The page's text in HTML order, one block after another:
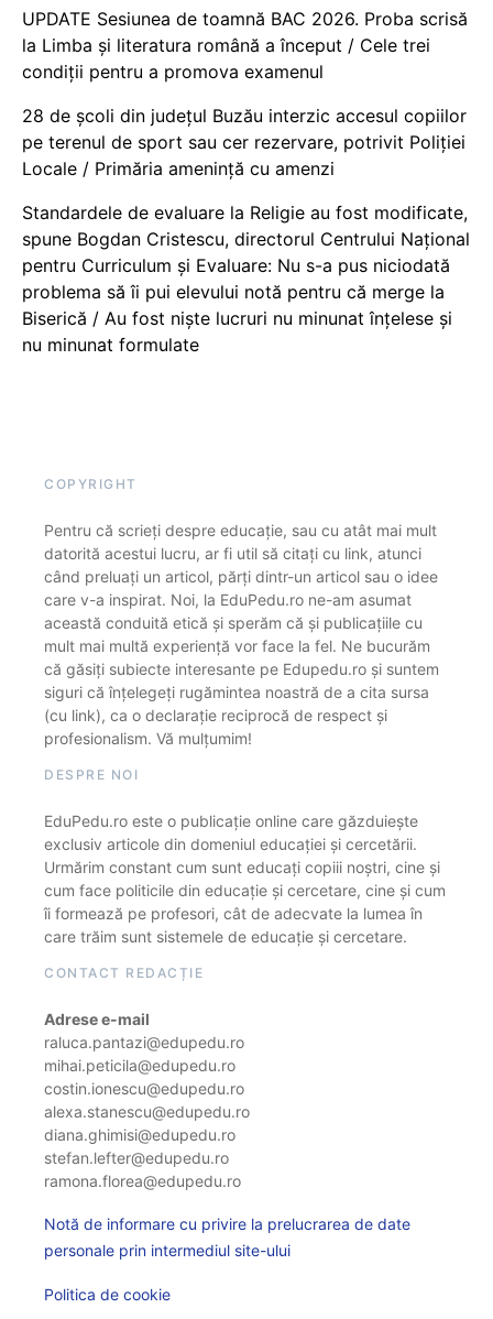
UPDATE Sesiunea de toamnă BAC 2026. Proba scrisă
la Limba și literatura română a început / Cele trei
condiții pentru a promova examenul
28 de școli din județul Buzău interzic accesul copiilor
pe terenul de sport sau cer rezervare, potrivit Poliției
Locale / Primăria amenință cu amenzi
Standardele de evaluare la Religie au fost modificate,
spune Bogdan Cristescu, directorul Centrului Național
pentru Curriculum și Evaluare: Nu s-a pus niciodată
problema să îi pui elevului notă pentru că merge la
Biserică / Au fost niște lucruri nu minunat înțelese și
nu minunat formulate
COPYRIGHT
Pentru că scrieți despre educație, sau cu atât mai mult
datorită acestui lucru, ar fi util să citați cu link, atunci
când preluați un articol, părți dintr-un articol sau o idee
care v-a inspirat. Noi, la EduPedu.ro ne-am asumat
această conduită etică și sperăm că și publicațiile cu
mult mai multă experiență vor face la fel. Ne bucurăm
că găsiți subiecte interesante pe Edupedu.ro și suntem
siguri că înțelegeți rugămintea noastră de a cita sursa
(cu link), ca o declarație reciprocă de respect și
profesionalism. Vă mulțumim!
DESPRE NOI
EduPedu.ro este o publicație online care găzduiește
exclusiv articole din domeniul educației și cercetării.
Urmărim constant cum sunt educați copiii noștri, cine și
cum face politicile din educație și cercetare, cine și cum
îi formează pe profesori, cât de adecvate la lumea în
care trăim sunt sistemele de educație și cercetare.
CONTACT REDACȚIE
Adrese e-mail
raluca.pantazi@edupedu.ro
mihai.peticila@edupedu.ro
costin.ionescu@edupedu.ro
alexa.stanescu@edupedu.ro
diana.ghimisi@edupedu.ro
stefan.lefter@edupedu.ro
ramona.florea@edupedu.ro
Notă de informare cu privire la prelucrarea de date
personale prin intermediul site-ului
Politica de cookie